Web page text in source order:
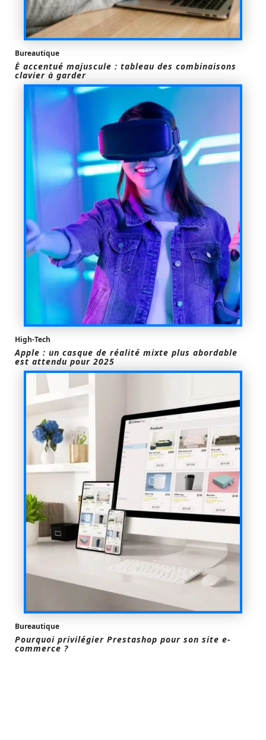
Bureautique
È accentué majuscule : tableau des combinaisons
clavier à garder
High-Tech
Apple : un casque de réalité mixte plus abordable
est attendu pour 2025
Bureautique
Pourquoi privilégier Prestashop pour son site e-
commerce ?